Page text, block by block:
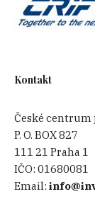
Kontakt
České
P. O. BOX 827
111 21 Praha 1
IČO:01680081
Email: